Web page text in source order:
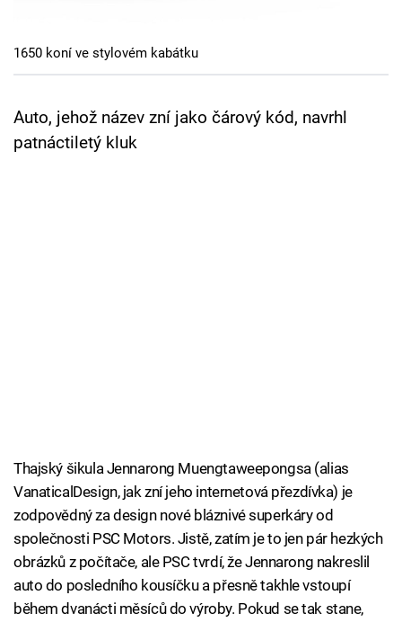
Pořady
TV Program
Sledujte prima+
1650 koní ve stylovém kabátku
Auto, jehož název zní jako čárový kód, navrhl
patnáctiletý kluk
Thajský šikula Jennarong Muengtaweepongsa (alias
VanaticalDesign, jak zní jeho internetová přezdívka) je
zodpovědný za design nové bláznivé superkáry od
společnosti PSC Motors. Jistě, zatím je to jen pár hezkých
obrázků z počítače, ale PSC tvrdí, že Jennarong nakreslil
auto do posledního kousíčku a přesně takhle vstoupí
během dvanácti měsíců do výroby. Pokud se tak stane,